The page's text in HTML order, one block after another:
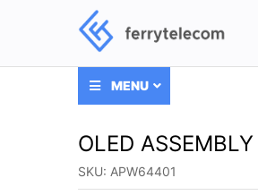
MENU
OLED
SKU: APW64401